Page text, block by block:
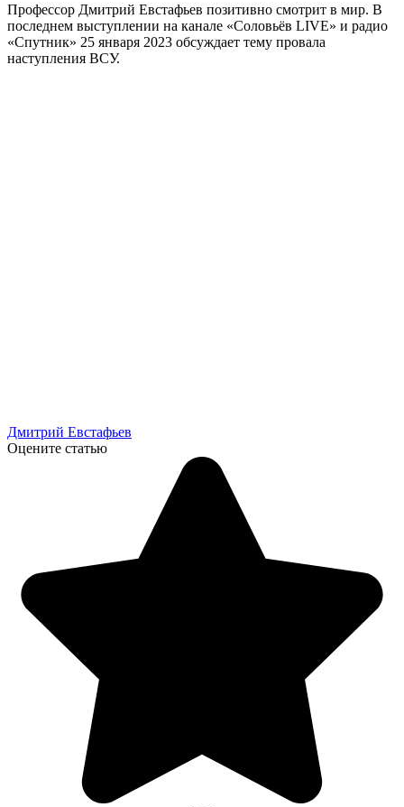
Профессор Дмитрий Евстафьев позитивно смотрит в мир. В
последнем выступлении на канале «Соловьёв LIVE» и радио
«Спутник» 25 января 2023 обсуждает тему провала
наступления ВСУ.
Дмитрий Евстафьев
Оцените статью